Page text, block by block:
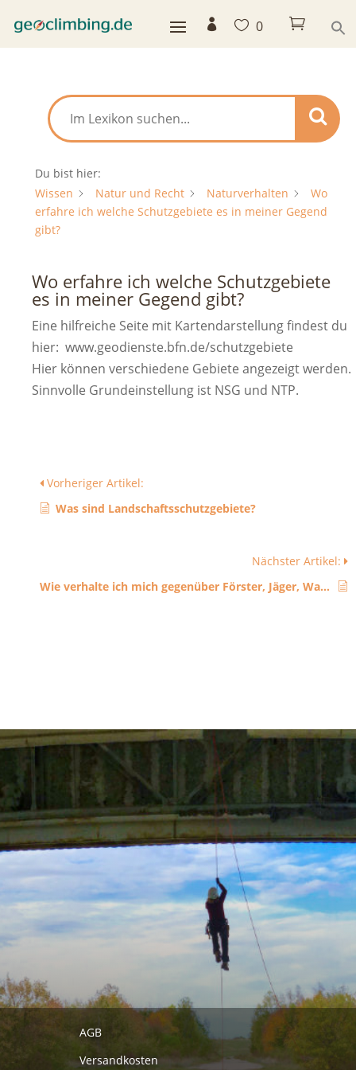
  0 
Du bist hier:
Wissen
Natur und Recht Naturverhalten
Wo
erfahre ich welche Schutzgebiete es in meiner Gegend
gibt?
Wo erfahre ich welche Schutzgebiete
es in meiner Gegend gibt?
Eine hilfreiche Seite mit Kartendarstellung findest du
hier: www.geodienste.bfn.de/schutzgebiete
Hier können verschiedene Gebiete angezeigt werden.
Sinnvolle Grundeinstellung ist NSG und NTP.
Vorheriger Artikel:
Was sind Landschaftsschutzgebiete?
Nächster Artikel:
Wie verhalte ich mich gegenüber Förster, Jäger, Waldbesitzern?
AGB
Versandkosten